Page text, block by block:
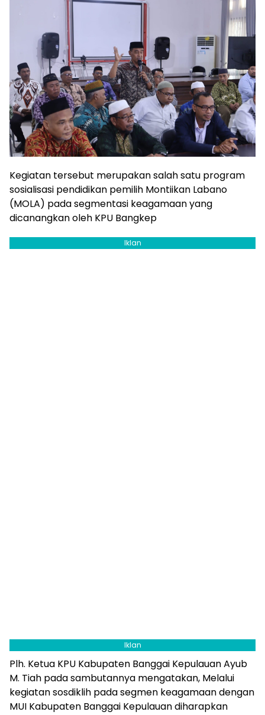
Kegiatan tersebut merupakan salah satu program
sosialisasi pendidikan pemilih Montiikan Labano
(MOLA) pada segmentasi keagamaan yang
dicanangkan oleh KPU Bangkep
Iklan
Iklan
Plh. Ketua KPU Kabupaten Banggai Kepulauan Ayub
M. Tiah pada sambutannya mengatakan, Melalui
kegiatan sosdiklih pada segmen keagamaan dengan
MUI Kabupaten Banggai Kepulauan diharapkan